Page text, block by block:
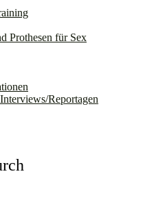
Prothesen für Sex
Reportagen